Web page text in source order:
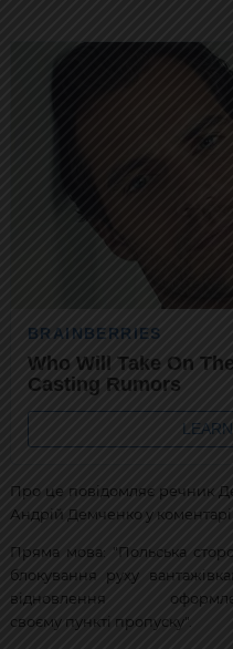
Про це повідомляє речник
Андрій Демченко у коментарі
Пряма мова: "Польська
блокування руху
відновлення
своєму пункті пропуску".